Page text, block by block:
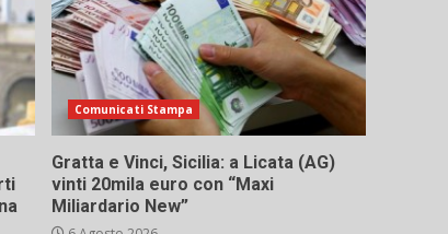
Comunicati Stampa
Gratta e Vinci, Sicilia: a Licata (AG)
vinti 20mila euro con “Maxi
Miliardario New”